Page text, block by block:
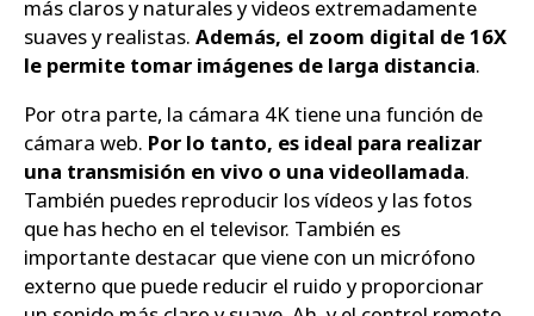
más claros y naturales y videos extremadamente
suaves y realistas. Además, el zoom digital de 16X
le permite tomar imágenes de larga distancia.
Por otra parte, la cámara 4K tiene una función de
cámara web. Por lo tanto, es ideal para realizar
una transmisión en vivo o una videollamada.
También puedes reproducir los vídeos y las fotos
que has hecho en el televisor. También es
importante destacar que viene con un micrófono
externo que puede reducir el ruido y proporcionar